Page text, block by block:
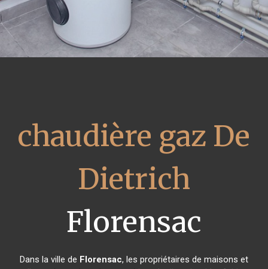
chaudière gaz De
Dietrich
Florensac
Dans la ville de Florensac, les propriétaires de maisons et